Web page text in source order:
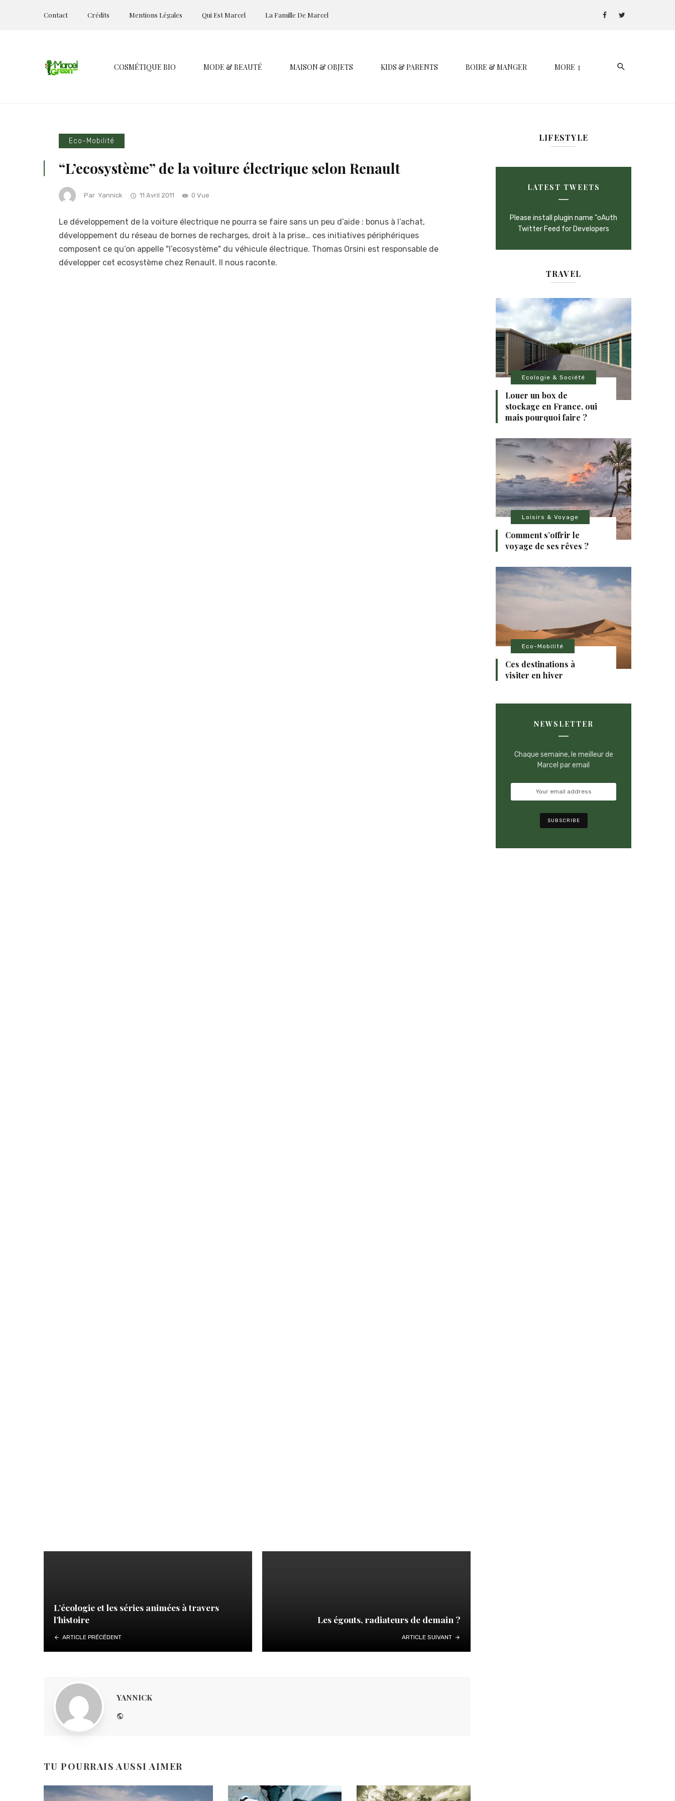
Contact Crédits Mentions Légales Qui Est Marcel La Famille De Marcel
COSMÉTIQUE BIO MODE & BEAUTÉ MAISON & OBJETS KIDS & PARENTS BOIRE & MANGER MORE
Eco-Mobilité
“L’ecosystème” de la voiture électrique selon Renault
Par Yannick 11 Avril 2011 0 Vue
Le développement de la voiture électrique ne pourra se faire sans un peu d’aide : bonus à l’achat,
développement du réseau de bornes de recharges, droit à la prise… ces initiatives périphériques
composent ce qu’on appelle "l’ecosystème" du véhicule électrique. Thomas Orsini est responsable de
développer cet ecosystème chez Renault. Il nous raconte.
L’écologie et les séries animées à travers
l’histoire
ARTICLE PRÉCÉDENT
Les égouts, radiateurs de demain ?
ARTICLE SUIVANT
YANNICK
TU POURRAIS AUSSI AIMER
LIFESTYLE
LATEST TWEETS
Please install plugin name "oAuth
Twitter Feed for Developers
TRAVEL
Ecologie & Société
Louer un box de
stockage en France, oui
mais pourquoi faire ?
Loisirs & Voyage
Comment s’offrir le
voyage de ses rêves ?
Eco-Mobilité
Ces destinations à
visiter en hiver
NEWSLETTER
Chaque semaine, le meilleur de
Marcel par email